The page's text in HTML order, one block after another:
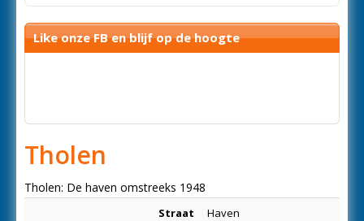
Like onze FB en blijf op de hoogte
Tholen
Tholen: De haven omstreeks 1948
Straat Haven